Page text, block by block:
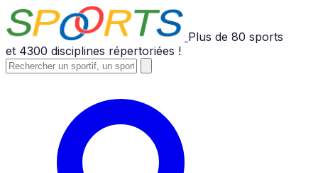
Plus de 80 sports
et 4300 disciplines répertoriées !